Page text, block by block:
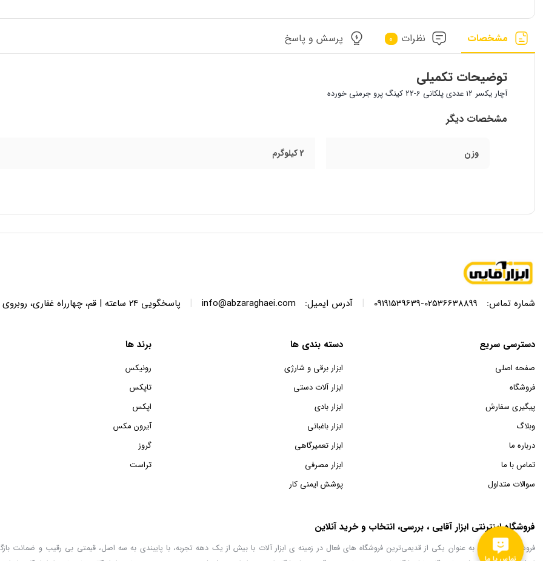
مشخصات نظرات 0 پرسش و پاسخ
توضیحات تکمیلی
آچار یکسر 12 عددی پلکانی 6-22 کینگ پرو جرمنی خورده
مشخصات دیگر
وزن 2 کیلوگرم
شماره تماس: 02536638899-09191539639
| آدرس ایمیل: info@abzaraghaei.com
| پاسخگویی 24 ساعته | قم، چهارراه غفاری، روبروی پاساژ الماس ایرانیان، پلاک 136
دسترسی سریع
صفحه اصلی
فروشگاه
پیگیری سفارش
وبلاگ
درباره ما
تماس با ما
سوالات متداول
دسته بندی ها
ابزار برقی و شارژی
ابزار آلات دستی
ابزار بادی
ابزار باغبانی
ابزار تعمیرگاهی
ابزار مصرفی
پوشش ایمنی کار
برند ها
رونیکس
تاپکس
اپکس
آیرون مکس
گروز
تراست
فروشگاه اینترنتی ابزار آقایی ، بررسی، انتخاب و خرید آنلاین
فروشگاه ابزار آقایی به عنوان یکی از قدیمی‌ترین فروشگاه های فعال در زمینه ی ابزار آلات با بیش از یک دهه تجربه، با پایبندی به سه اصل، قیمتی بی رقیب و ضمانت
تماس با ما